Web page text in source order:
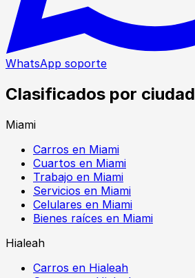
WhatsApp soporte
Clasificados por ciudad
Miami
Carros en Miami
Cuartos en Miami
Trabajo en Miami
Servicios en Miami
Celulares en Miami
Bienes raíces en Miami
Hialeah
Carros en Hialeah